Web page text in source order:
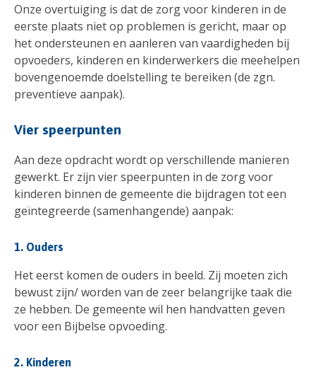
Onze overtuiging is dat de zorg voor kinderen in de
eerste plaats niet op problemen is gericht, maar op
het ondersteunen en aanleren van vaardigheden bij
opvoeders, kinderen en kinderwerkers die meehelpen
bovengenoemde doelstelling te bereiken (de zgn.
preventieve aanpak).
Vier speerpunten
Aan deze opdracht wordt op verschillende manieren
gewerkt. Er zijn vier speerpunten in de zorg voor
kinderen binnen de gemeente die bijdragen tot een
geïntegreerde (samenhangende) aanpak:
1. Ouders
Het eerst komen de ouders in beeld. Zij moeten zich
bewust zijn/ worden van de zeer belangrijke taak die
ze hebben. De gemeente wil hen handvatten geven
voor een Bijbelse opvoeding.
2. Kinderen